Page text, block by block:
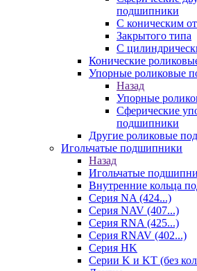
подшипники
С коническим
Закрытого типа
С
Конические
Упорные роликовые
Назад
Упорные
Сферические
подшипники
Другие роликовые
Игольчатые подшипники
Назад
Игольчатые
Внутренние кольца
Серия NA (424...)
Серия NAV (407...)
Серия RNA (425...)
Серия RNAV (402...)
Серия HK
Серии K и KT (без